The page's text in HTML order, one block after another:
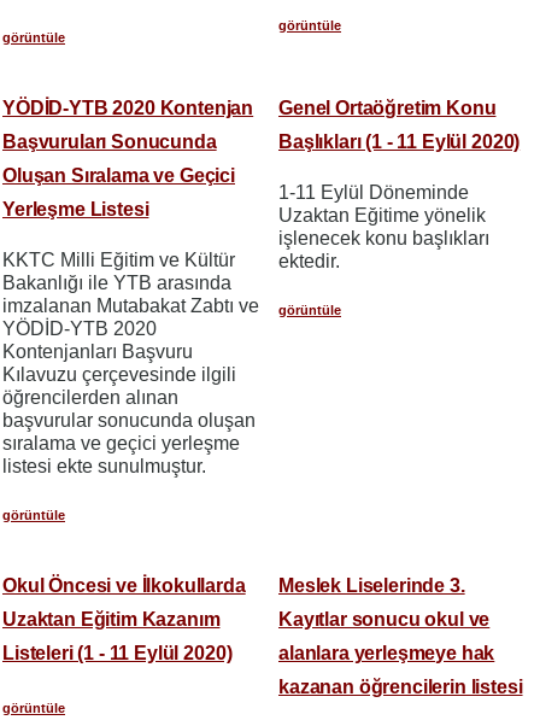
görüntüle
görüntüle
YÖDİD-YTB 2020 Kontenjan
Başvuruları Sonucunda
Oluşan Sıralama ve Geçici
Yerleşme Listesi
KKTC Milli Eğitim ve Kültür
Bakanlığı ile YTB arasında
imzalanan Mutabakat Zabtı ve
YÖDİD-YTB 2020
Kontenjanları Başvuru
Kılavuzu çerçevesinde ilgili
öğrencilerden alınan
başvurular sonucunda oluşan
sıralama ve geçici yerleşme
listesi ekte sunulmuştur.
görüntüle
Genel Ortaöğretim Konu
Başlıkları (1 - 11 Eylül 2020)
1-11 Eylül Döneminde
Uzaktan Eğitime yönelik
işlenecek konu başlıkları
ektedir.
görüntüle
Okul Öncesi ve İlkokullarda
Uzaktan Eğitim Kazanım
Listeleri (1 - 11 Eylül 2020)
görüntüle
Meslek Liselerinde 3.
Kayıtlar sonucu okul ve
alanlara yerleşmeye hak
kazanan öğrencilerin listesi